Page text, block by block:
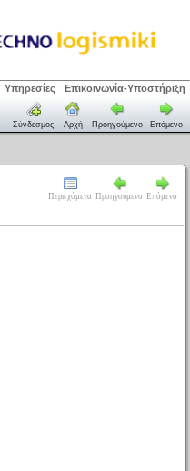
Υπηρεσίες Επικοινωνία-Υποστήριξη
Σύνδεσμος Αρχή Προηγούμενο Επόμενο